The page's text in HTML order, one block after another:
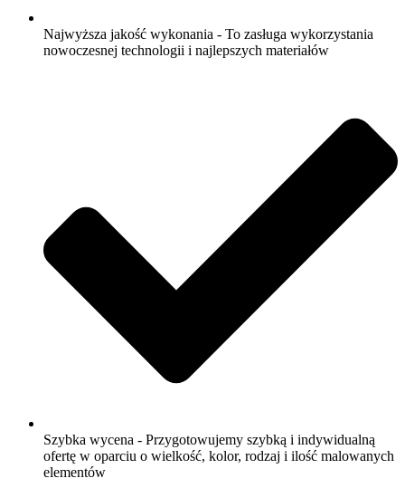
Najwyższa jakość wykonania - To zasługa wykorzystania
nowoczesnej technologii i najlepszych materiałów
Szybka wycena - Przygotowujemy szybką i indywidualną
ofertę w oparciu o wielkość, kolor, rodzaj i ilość malowanych
elementów